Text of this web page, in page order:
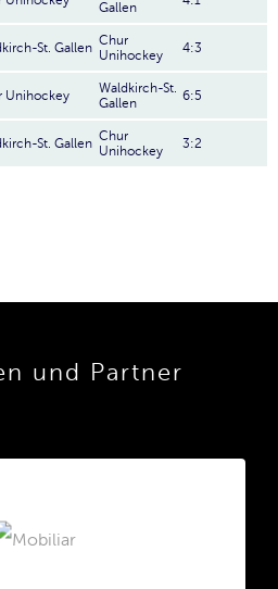
Gallen
St. Gallen Chur
Unihockey
4:3
Unihockey
Waldkirch-St.
Gallen
6:5
St. Gallen Chur
Unihockey
3:2
und Partner